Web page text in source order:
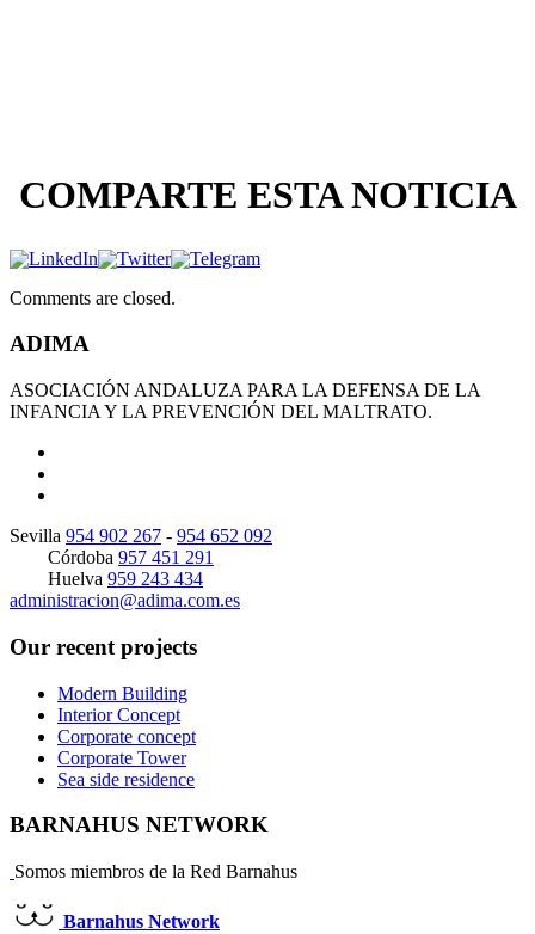
COMPARTE ESTA NOTICIA
Comments are closed.
ADIMA
ASOCIACIÓN ANDALUZA PARA LA DEFENSA DE LA
INFANCIA Y LA PREVENCIÓN DEL MALTRATO.
Sevilla 954 902 267 - 954 652 092
Córdoba 957 451 291
Huelva 959 243 434
administracion@adima.com.es
Our recent projects
Modern Building
Interior Concept
Corporate concept
Corporate Tower
Sea side residence
BARNAHUS NETWORK
Somos miembros de la Red Barnahus
Barnahus Network